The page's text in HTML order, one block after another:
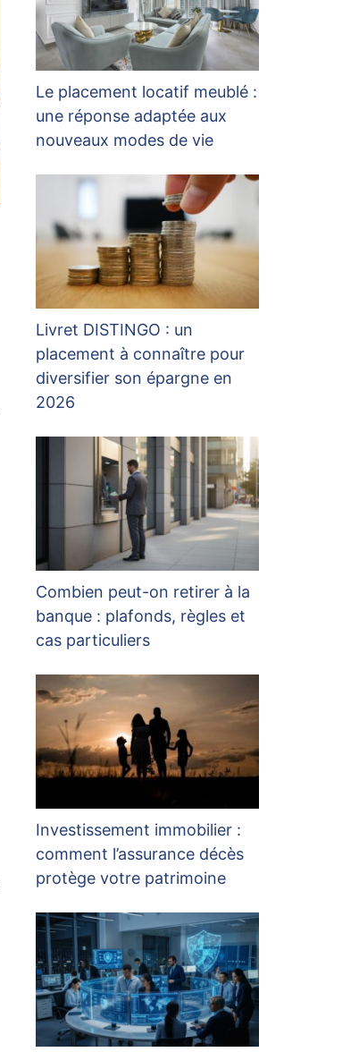
Le placement locatif meublé :
une réponse adaptée aux
nouveaux modes de vie
Livret DISTINGO : un
placement à connaître pour
diversifier son épargne en
2026
Combien peut-on retirer à la
banque : plafonds, règles et
cas particuliers
Investissement immobilier :
comment l’assurance décès
protège votre patrimoine